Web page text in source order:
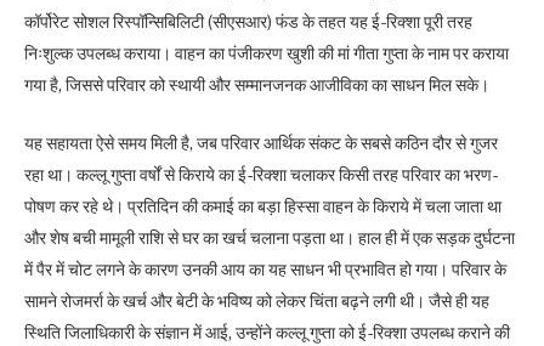
कॉर्पोरेट सोशल रिस्पॉन्सिबिलिटी (सीएसआर) फंड के तहत यह ई-रिक्शा पूरी तरह
निःशुल्क उपलब्ध कराया। वाहन का पंजीकरण खुशी की मां गीता गुप्ता के नाम पर कराया
गया है, जिससे परिवार को स्थायी और सम्मानजनक आजीविका का साधन मिल सके।
यह सहायता ऐसे समय मिली है, जब परिवार आर्थिक संकट के सबसे कठिन दौर से गुजर
रहा था। कल्लू गुप्ता वर्षों से किराये का ई-रिक्शा चलाकर किसी तरह परिवार का भरण-
पोषण कर रहे थे। प्रतिदिन की कमाई का बड़ा हिस्सा वाहन के किराये में चला जाता था
और शेष बची मामूली राशि से घर का खर्च चलाना पड़ता था। हाल ही में एक सड़क दुर्घटना
में पैर में चोट लगने के कारण उनकी आय का यह साधन भी प्रभावित हो गया। परिवार के
सामने रोजमर्रा के खर्च और बेटी के भविष्य को लेकर चिंता बढ़ने लगी थी। जैसे ही यह
स्थिति जिलाधिकारी के संज्ञान में आई, उन्होंने कल्लू गुप्ता को ई-रिक्शा उपलब्ध कराने की